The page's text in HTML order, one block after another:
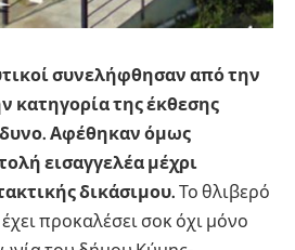
συνελήφθησαν από την
κατηγορία της έκθεσης
Αφέθηκαν όμως
εισαγγελέα μέχρι
δικάσιμου. Το θλιβερό
προκαλέσει σοκ όχι μόνο